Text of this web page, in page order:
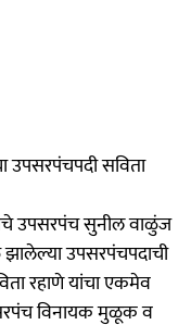
उपसरपंचपदी सविता
उपसरपंच सुनील वाळुंज
झालेल्या उपसरपंचपदाची
रहाणे यांचा एकमेव
विनायक मुळूक व